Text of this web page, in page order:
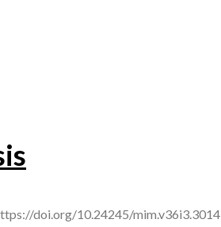
doi.org/10.24245/mim.v36i3.3014